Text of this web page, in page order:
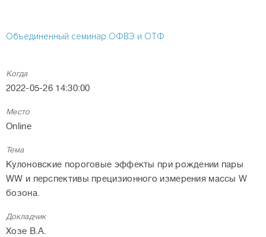
Объединенный семинар ОФВЭ и ОТФ
Когда
2022-05-26 14:30:00
Место
Online
Тема
Кулоновские пороговые эффекты при рождении пары
WW и перспективы прецизионного измерения массы W
бозона.
Докладчик
Хозе В.А.